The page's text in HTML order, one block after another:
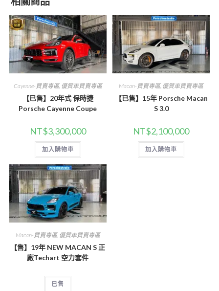
Cayenne-買賣專區, 優質車買賣專區
【已售】20年式 保時捷
Porsche Cayenne Coupe
NT$3,300,000
加入購物車
Macan-買賣專區, 優質車買賣專區
【已售】15年 Porsche Macan
S 3.0
NT$2,100,000
加入購物車
Macan-買賣專區, 優質車買賣專區
【售】19年 NEW MACAN S 正
廠Techart 空力套件
已售